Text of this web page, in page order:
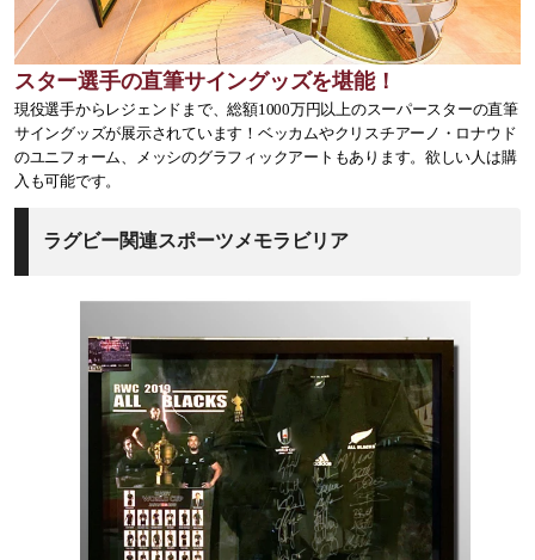
スター選手の直筆サイングッズを堪能！
現役選手からレジェンドまで、総額1000万円以上のスーパースターの直筆
サイングッズが展示されています！ベッカムやクリスチアーノ・ロナウド
のユニフォーム、メッシのグラフィックアートもあります。欲しい人は購
入も可能です。
ラグビー関連スポーツメモラビリア